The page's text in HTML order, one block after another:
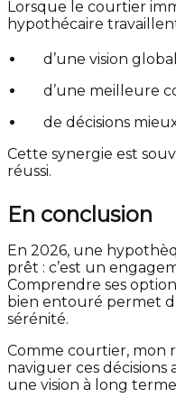
Lorsque le courtier
hypothécaire
d’une vision
d’une meilleure
de décisions
Cette synergie est
réussi.
En conclusion
En 2026, une
prêt : c’est un
Comprendre ses
bien entouré permet
sérénité.
Comme courtier, mon
naviguer ces
une vision à long